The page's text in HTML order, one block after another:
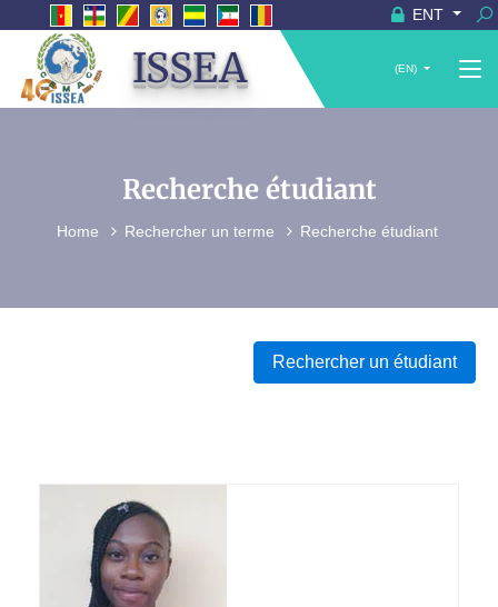
ENT
ISSEA (EN)
Recherche étudiant
Home Rechercher un terme Recherche étudiant
Rechercher un étudiant